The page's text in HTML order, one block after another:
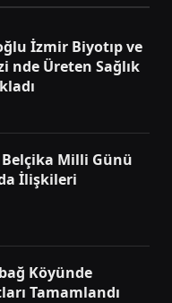
İzmir Biyotıp ve
nde Üreten Sağlık
Milli Günü
İlişkileri
Köyünde
Tamamlandı